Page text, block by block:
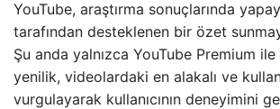
YouTube, araştırma sonuçlarında
tarafından desteklenen bir özet
Şu anda yalnızca YouTube Premium
yenilik, videolardaki en alakalı ve
vurgulayarak kullanıcının deneyimini